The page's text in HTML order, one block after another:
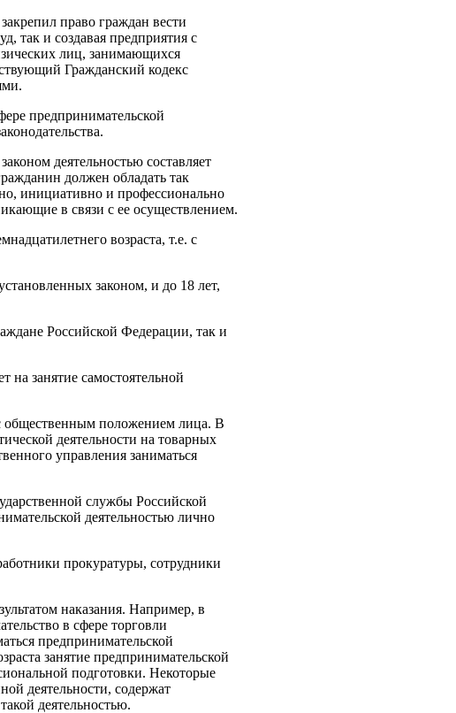
право граждан вести
так и создавая предприятия с
лиц, занимающихся
Гражданский кодекс
предпринимательской
деятельностью составляет
должен обладать так
инициативно и профессионально
в связи с ее осуществлением.
возраста, т.е. с
законом, и до 18 лет,
Российской Федерации, так и
на занятие самостоятельной
общественным положением лица. В
деятельности на товарных
управления заниматься
службы Российской
деятельностью лично
прокуратуры, сотрудники
наказания. Например, в
в сфере торговли
предпринимательской
занятие предпринимательской
подготовки. Некоторые
деятельности, содержат
деятельностью.